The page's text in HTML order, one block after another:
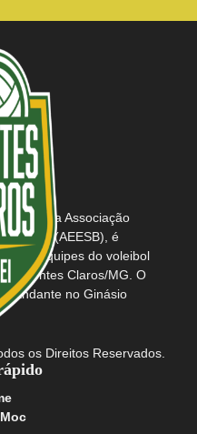
com a Associação
Brasil (AEESB), é
equipes do voleibol
Montes Claros/MG. O
no Ginásio
consigo o título da
Brasil.
os Direitos Reservados.